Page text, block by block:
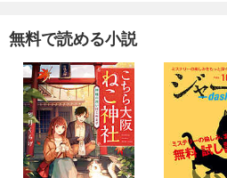
無料で読める小説